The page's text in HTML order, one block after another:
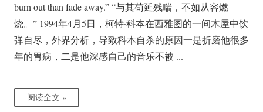
burn out than fade away.” “与其苟延残喘，不如从容燃
烧。” 1994年4月5日，柯特·科本在西雅图的一间木屋中饮
弹自尽，外界分析，导致科本自杀的原因一是折磨他很多
年的胃病，二是他深感自己的音乐不被 ...
阅读全文 »